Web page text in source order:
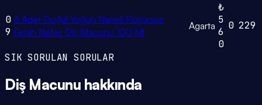
0
9
3 Adet Doğal Yoğun Naneli Florürsüz
Ferah Nefes Diş Macunu 100 Ml
Agarta
₺
5
6
0
0 229
SIK SORULAN SORULAR
Diş Macunu hakkında